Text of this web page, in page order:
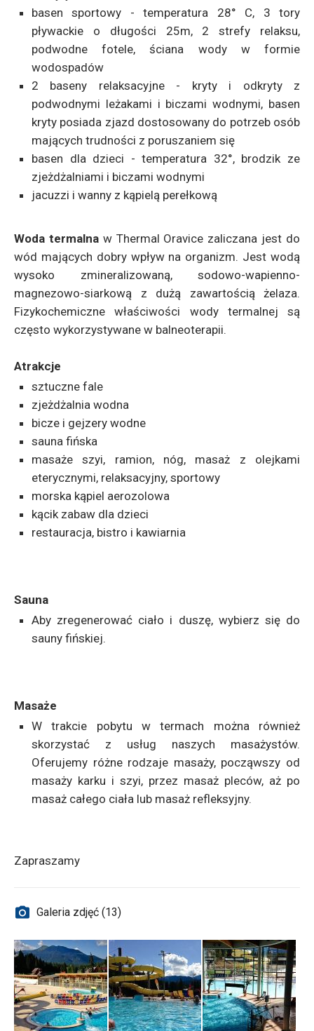
basen sportowy - temperatura 28° C, 3 tory
pływackie o długości 25m, 2 strefy relaksu,
podwodne fotele, ściana wody w formie
wodospadów
2 baseny relaksacyjne - kryty i odkryty z
podwodnymi leżakami i biczami wodnymi, basen
kryty posiada zjazd dostosowany do potrzeb osób
mających trudności z poruszaniem się
basen dla dzieci - temperatura 32°, brodzik ze
zjeżdżalniami i biczami wodnymi
jacuzzi i wanny z kąpielą perełkową
Woda termalnaw Thermal Oravice zaliczana jest do
wód mających dobry wpływ na organizm. Jest wodą
wysoko zmineralizowaną, sodowo-wapienno-
magnezowo-siarkową z dużą zawartością żelaza.
Fizykochemiczne właściwości wody termalnej są
często wykorzystywane w balneoterapii.
Atrakcje
sztuczne fale
zjeżdżalnia wodna
bicze i gejzery wodne
sauna fińska
masaże szyi, ramion, nóg, masaż z olejkami
eterycznymi, relaksacyjny, sportowy
morska kąpiel aerozolowa
kącik zabaw dla dzieci
restauracja, bistro i kawiarnia
Sauna
Aby zregenerować ciało i duszę, wybierz się do
sauny fińskiej.
Masaże
W trakcie pobytu w termach można również
skorzystać z usług naszych masażystów.
Oferujemy różne rodzaje masaży, począwszy od
masaży karku i szyi, przez masaż pleców, aż po
masaż całego ciała lub masaż refleksyjny.
Zapraszamy
Galeria zdjęć (13)